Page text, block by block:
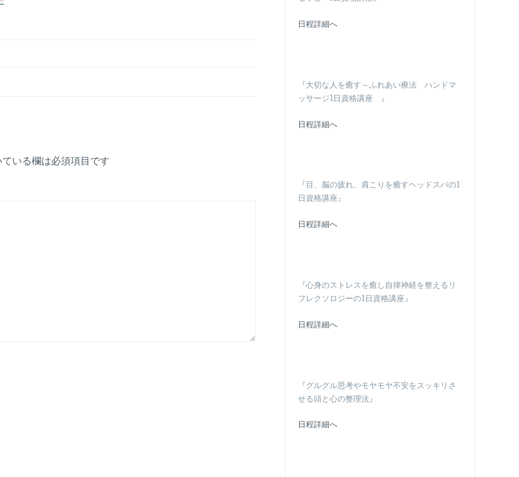
ている欄は必須項目です
日程詳細へ
『大切な人を癒す～ふれあい療法 ハンドマ
ッサージ1日資格講座 』
日程詳細へ
『目、脳の疲れ、肩こりを癒すヘッドスパの1
日資格講座』
日程詳細へ
『心身のストレスを癒し自律神経を整えるリ
フレクソロジーの1日資格講座』
日程詳細へ
『グルグル思考やモヤモヤ不安をスッキリさ
せる頭と心の整理法』
日程詳細へ